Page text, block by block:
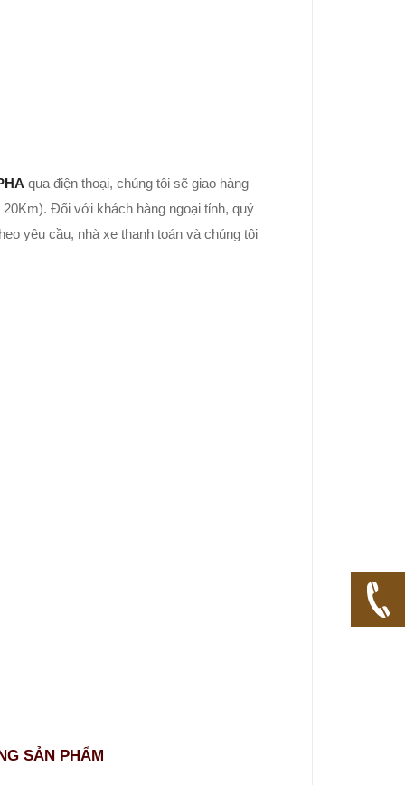
qua điện thoại, chúng tôi sẽ giao hàng
Đối với khách hàng ngoại tỉnh, quý
yêu cầu, nhà xe thanh toán và chúng tôi
SẢN PHẨM